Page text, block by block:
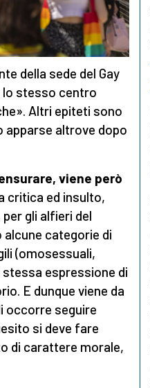
della sede del Gay
lo stesso centro
Altri epiteti sono
altrove dopo
viene però
critica ed insulto,
gli alfieri del
categorie di
(omosessuali,
espressione di
E dunque viene da
occorre seguire
si deve fare
di carattere morale,